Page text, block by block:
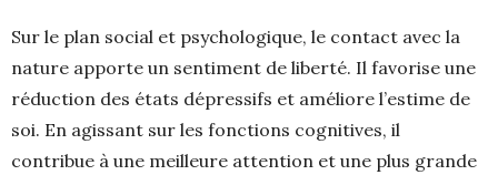
Sur le plan social et psychologique, le contact avec la
nature apporte un sentiment de liberté. Il favorise une
réduction des états dépressifs et améliore l’estime de
soi. En agissant sur les fonctions cognitives, il
contribue à une meilleure attention et une plus grande